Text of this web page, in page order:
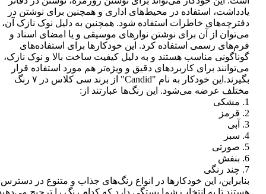
یادداشت، استفاده در محیط‌های اداری و همچنین برای نوشتن در
دفترچه‌های خاطرات استفاده شود. همچنین به دلیل نوک نازک آن،
می‌توان از آن برای نوشتن نوارهای موسیقی و یا امضای اسناد و
فرم‌های رسمی استفاده کرد. این خودکارها برای استفاده‌های
گوناگونی مناسب هستند و به دلیل کیفیت ساخت بالا و نوک نازک،
می‌توانند برای کاربردهای دقیق و ویژه‌تر هم مورد استفاده قرار
بگیرند.این خودکار به نام "Candid" از برند سی کلاس در ۷ رنگ
مختلف عرضه می‌شود. این رنگ‌ها عبارتند از:
1. مشکی
2. قرمز
3. آبی
4. سبز
5. صورتی
6. بنفش
7. چند رنگی
بنابراین، این خودکارها در انواع رنگ‌های جذاب و متنوع در دسترس